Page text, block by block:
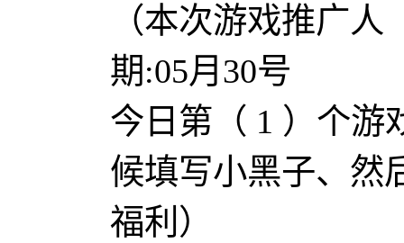
（本次游戏推广
期:05月30号
今日第（ 1 ）个游
候填写小黑子、然
福利）